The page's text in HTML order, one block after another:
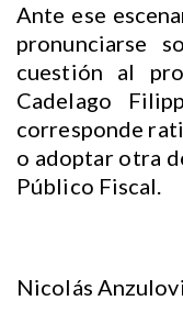
Ante ese
pronunciarse
cuestión al
Cadelago
corresponde
o adoptar otra
Público Fiscal.
Nicolás